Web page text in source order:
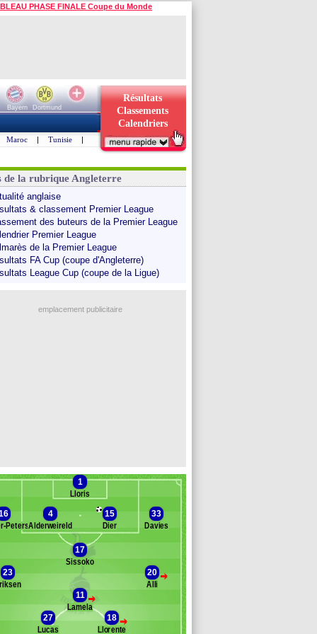
PHASE FINALE Coupe du Monde
Bayern
Dortmund
Résultats
Classements
Calendriers
Maroc | Tunisie |
de la rubrique Angleterre
anglaise
& classement Premier League
des buteurs de la Premier League
Premier League
de la Premier League
FA Cup (coupe d'Angleterre)
League Cup (coupe de la Ligue)
emplacement publicitaire
Banc des remplaçants Tottenham
1
Lloris
Peters
4
Alderweireld
15
Dier
33
Davies
17
Sissoko
23
>
20
Alli
>
11
Lamela
27
Lucas
>
18
Llorente